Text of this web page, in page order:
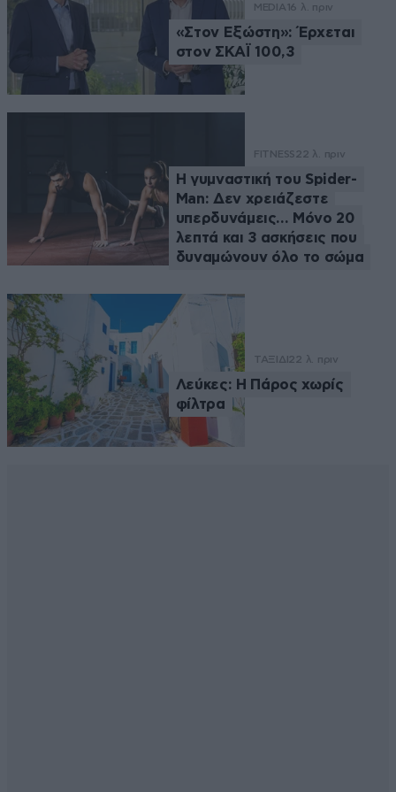
MEDIA 16 λ. πριν
«Στον Εξώστη»: Έρχεται
στον ΣΚΑΪ 100,3
FITNESS22 λ. πριν
Η γυμναστική του Spider-
Man: Δεν χρειάζεστε
υπερδυνάμεις… Μόνο 20
λεπτά και 3 ασκήσεις που
δυναμώνουν όλο το σώμα
ΤΑΞΙΔΙ22 λ. πριν
Λεύκες: Η Πάρος χωρίς
φίλτρα